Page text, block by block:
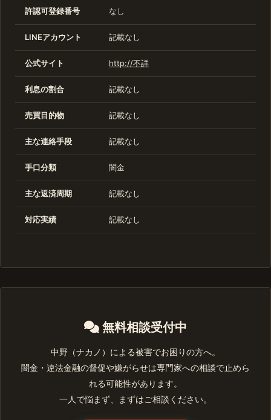
許認可登録番号 なし
LINEアカウント 記載なし
公式サイト http://不詳
利息の割合 記載なし
売買目的物 記載なし
主な連絡手段 記載なし
手口分類 闇金
主な返済周期 記載なし
対応実績 記載なし
無料相談受付中
中野（ナカノ）による被害でお困りの方へ。
闇金・違法金融の督促や嫌がらせは専門家への相談で止めら
れる可能性があります。
一人で悩まず、まずはご相談ください。